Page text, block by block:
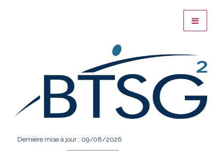
Dernière mise à jour : 09/08/2026